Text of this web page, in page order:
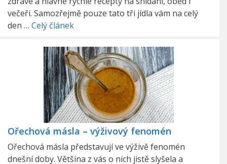
večeři. Samozřejmě pouze tato tři jídla vám na celý
den … Celý článek
Ořechová másla – výživový fenomén
Ořechová másla představují ve výživě fenomén
dnešní doby. Většina z vás o nich jistě slyšela a